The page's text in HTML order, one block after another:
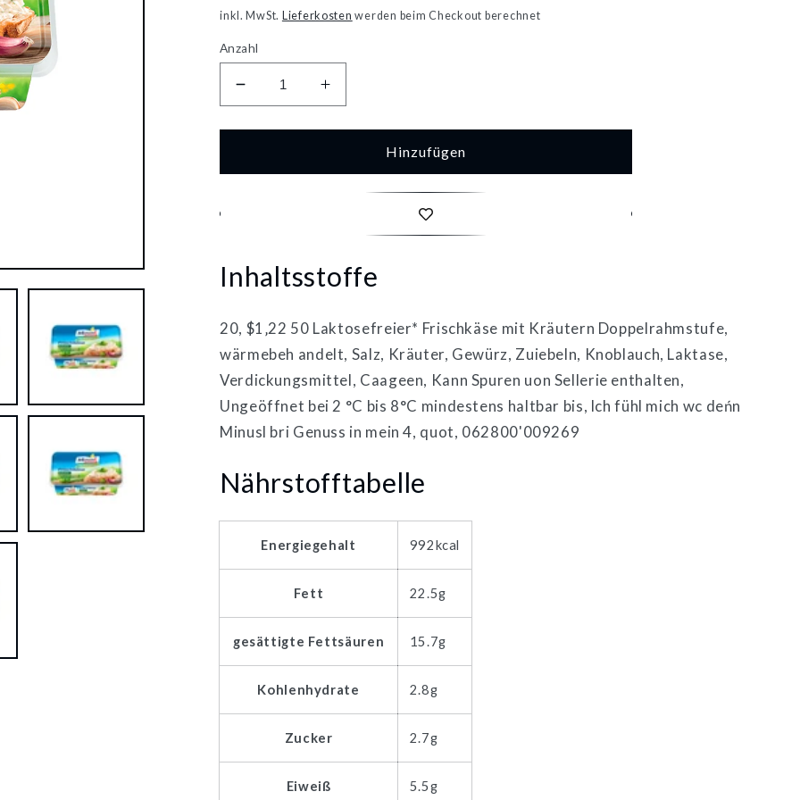
Preis
inkl. MwSt. Lieferkosten werden beim Checkout berechnet
Anzahl
Verringere
die
Menge
MinusL
200g
Erhöhe
die
Menge
MinusL
Frischkäse
200g
Hinzufügen
Inhaltsstoffe
20, $1‚22 50 Laktosefreier* Frischkäse mit Kräutern Doppelrahmstufe,
wärmebeh andelt, Salz, Kräuter, Gewürz, Zuiebeln, Knoblauch, Laktase,
Verdickungsmittel, Caageen, Kann Spuren uon Sellerie enthalten,
Ungeöffnet bei 2 °C bis 8°C mindestens haltbar bis, lch fühl mich wc deńn
Minusl bri Genuss in mein 4, quot, 062800'009269
Nährstofftabelle
Energiegehalt 992kcal
Fett 22.5g
gesättigte Fettsäuren 15.7g
Kohlenhydrate 2.8g
Zucker 2.7g
Eiweiß 5.5g